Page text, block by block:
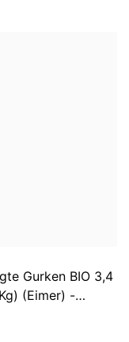
Gurken BIO 3,4
(Eimer) -